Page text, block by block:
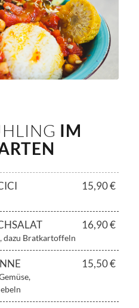
IM
15,90 €
16,90 €
dazu Bratkartoffeln
15,50 €